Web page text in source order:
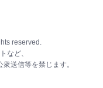
reserved.
など、
送信等を禁じます。